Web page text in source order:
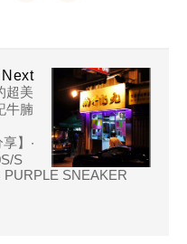
Next
超美
牛腩
享】‧
S
PURPLE SNEAKER